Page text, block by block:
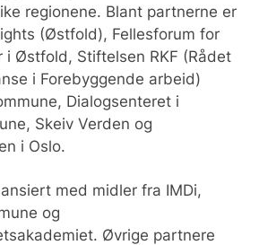
regionene. Blant partnerne er
(Østfold), Fellesforum for
i Østfold, Stiftelsen RKF (Rådet
i Forebyggende arbeid)
Dialogsenteret i
Skeiv Verden og
i Oslo.
med midler fra IMDi,
og
Øvrige partnere